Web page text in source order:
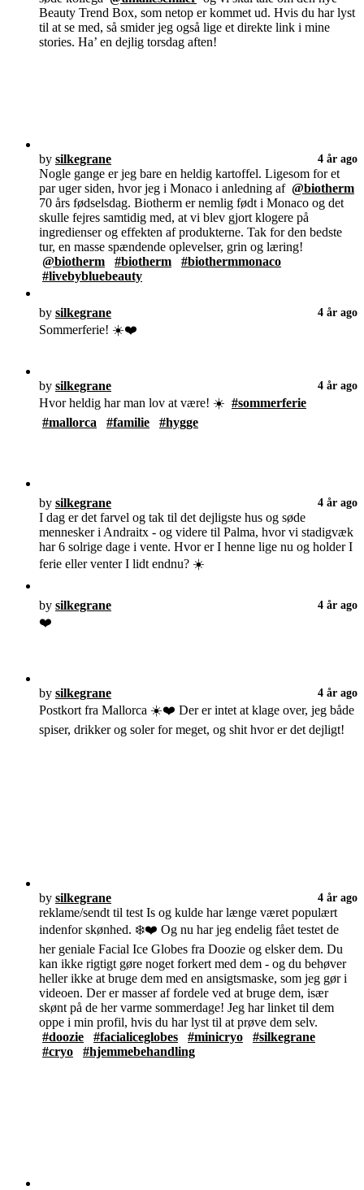
Beauty Trend Box, som netop er kommet ud. Hvis du har lyst
til at se med, så smider jeg også lige et direkte link i mine
stories. Ha’ en dejlig torsdag aften!
by silkegrane 4 år ago
Nogle gange er jeg bare en heldig kartoffel. Ligesom for et
par uger siden, hvor jeg i Monaco i anledning af @biotherm
70 års fødselsdag. Biotherm er nemlig født i Monaco og det
skulle fejres samtidig med, at vi blev gjort klogere på
ingredienser og effekten af produkterne. Tak for den bedste
tur, en masse spændende oplevelser, grin og læring!
@biotherm
#biotherm
#biothermmonaco
#livebybluebeauty
by silkegrane 4 år ago
Sommerferie! ☀️❤️
by silkegrane 4 år ago
Hvor heldig har man lov at være! ☀️ #sommerferie
#mallorca
#familie #hygge
by silkegrane 4 år ago
I dag er det farvel og tak til det dejligste hus og søde
mennesker i Andraitx - og videre til Palma, hvor vi stadigvæk
har 6 solrige dage i vente. Hvor er I henne lige nu og holder I
ferie eller venter I lidt endnu? ☀️
by silkegrane 4 år ago
❤️
by silkegrane 4 år ago
Postkort fra Mallorca ☀️❤️ Der er intet at klage over, jeg både
spiser, drikker og soler for meget, og shit hvor er det dejligt!
by silkegrane 4 år ago
reklame/sendt til test Is og kulde har længe været populært
indenfor skønhed. ❄️❤️ Og nu har jeg endelig fået testet de
her geniale Facial Ice Globes fra Doozie og elsker dem. Du
kan ikke rigtigt gøre noget forkert med dem - og du behøver
heller ikke at bruge dem med en ansigtsmaske, som jeg gør i
videoen. Der er masser af fordele ved at bruge dem, især
skønt på de her varme sommerdage! Jeg har linket til dem
oppe i min profil, hvis du har lyst til at prøve dem selv.
#doozie
#facialiceglobes #minicryo
#silkegrane
#cryo
#hjemmebehandling